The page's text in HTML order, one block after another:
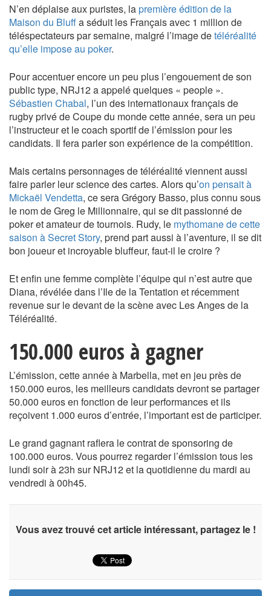
N’en déplaise aux puristes, lapremière édition de la
Maison du Bluffa séduit les Français avec 1 million de
téléspectateurs par semaine, malgré l’image detéléréalité
qu’elle impose au poker.
Pour accentuer encore un peu plus l’engouement de son
public type, NRJ12 a appelé quelques « people ».
Sébastien Chabal, l’un des internationaux français de
rugby privé de Coupe du monde cette année, sera un peu
l’instructeur et le coach sportif de l’émission pour les
candidats. Il fera parler son expérience de la compétition.
Mais certains personnages de téléréalité viennent aussi
faire parler leur science des cartes. Alors qu’on pensait à
Mickaël Vendetta, ce sera Grégory Basso, plus connu sous
le nom de Greg le Millionnaire, qui se dit passionné de
poker et amateur de tournois. Rudy, le mythomane de cette
saison à Secret Story, prend part aussi à l’aventure, il se dit
bon joueur et incroyable bluffeur, faut-il le croire ?
Et enfin une femme complète l’équipe qui n’est autre que
Diana, révélée dans l’Ile de la Tentation et récemment
revenue sur le devant de la scène avec Les Anges de la
Téléréalité.
150.000 euros à gagner
L’émission, cette année à Marbella, met en jeu près de
150.000 euros, les meilleurs candidats devront se partager
50.000 euros en fonction de leur performances et ils
reçoivent 1.000 euros d’entrée, l’important est de participer.
Le grand gagnant raflera le contrat de sponsoring de
100.000 euros. Vous pourrez regarder l’émission tous les
lundi soir à 23h sur NRJ12 et la quotidienne du mardi au
vendredi à 00h45.
Vous avez trouvé cet article intéressant, partagez le !